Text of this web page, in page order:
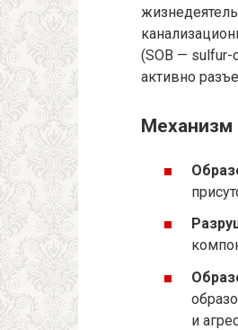
(SOB — sulfur-
активно
Механизм
и